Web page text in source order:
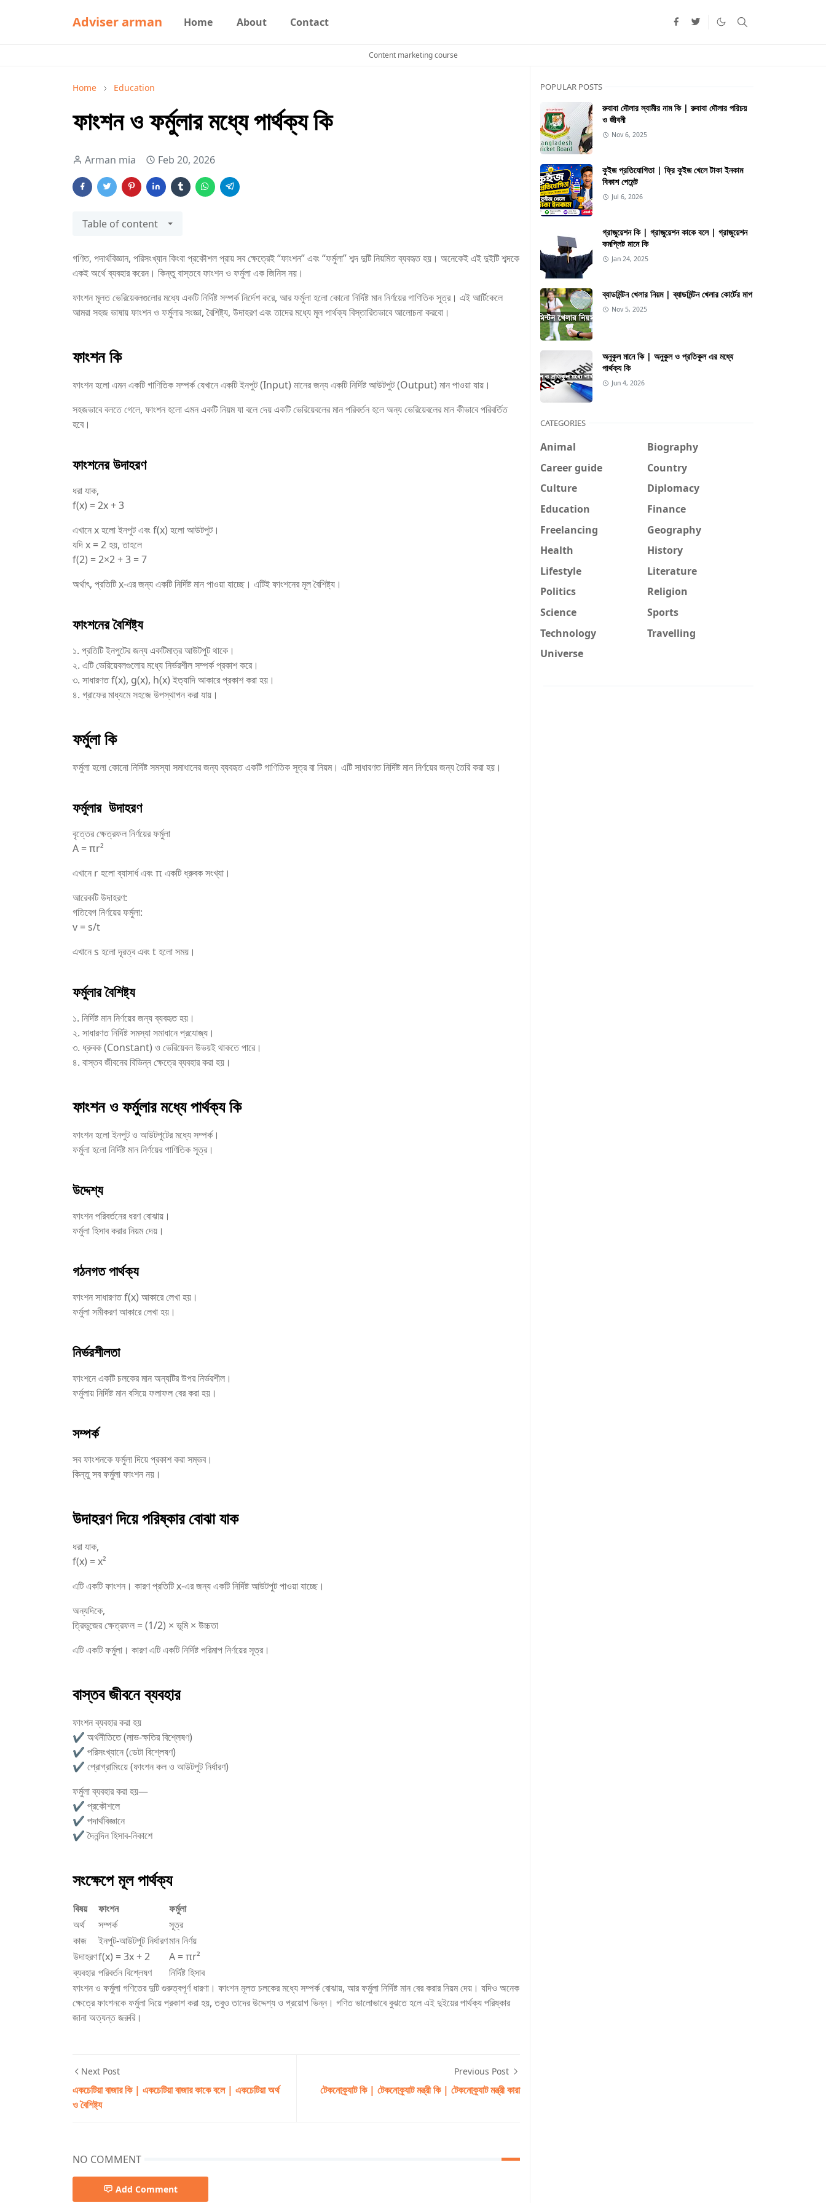
Adviser arman Home About Contact
Content marketing course
Home Education
ফাংশন ও ফর্মুলার মধ্যে পার্থক্য কি
Arman mia Feb 20, 2026
Table of content
গণিত, পদার্থবিজ্ঞান, পরিসংখ্যান কিংবা প্রকৌশল প্রায় সব ক্ষেত্রেই “ফাংশন” এবং “ফর্মুলা” শব্দ দুটি নিয়মিত ব্যবহৃত হয়। অনেকেই এই দুইটি শব্দকে
একই অর্থে ব্যবহার করেন। কিন্তু বাস্তবে ফাংশন ও ফর্মুলা এক জিনিস নয়।
ফাংশন মূলত ভেরিয়েবলগুলোর মধ্যে একটি নির্দিষ্ট সম্পর্ক নির্দেশ করে, আর ফর্মুলা হলো কোনো নির্দিষ্ট মান নির্ণয়ের গাণিতিক সূত্র। এই আর্টিকেলে
আমরা সহজ ভাষায় ফাংশন ও ফর্মুলার সংজ্ঞা, বৈশিষ্ট্য, উদাহরণ এবং তাদের মধ্যে মূল পার্থক্য বিস্তারিতভাবে আলোচনা করবো।
ফাংশন কি
ফাংশন হলো এমন একটি গাণিতিক সম্পর্ক যেখানে একটি ইনপুট (Input) মানের জন্য একটি নির্দিষ্ট আউটপুট (Output) মান পাওয়া যায়।
সহজভাবে বলতে গেলে, ফাংশন হলো এমন একটি নিয়ম যা বলে দেয় একটি ভেরিয়েবলের মান পরিবর্তন হলে অন্য ভেরিয়েবলের মান কীভাবে পরিবর্তিত
হবে।
ফাংশনের উদাহরণ
ধরা যাক,
f(x) = 2x + 3
এখানে x হলো ইনপুট এবং f(x) হলো আউটপুট।
যদি x = 2 হয়, তাহলে
f(2) = 2×2 + 3 = 7
অর্থাৎ, প্রতিটি x-এর জন্য একটি নির্দিষ্ট মান পাওয়া যাচ্ছে। এটিই ফাংশনের মূল বৈশিষ্ট্য।
ফাংশনের বৈশিষ্ট্য
১. প্রতিটি ইনপুটের জন্য একটিমাত্র আউটপুট থাকে।
২. এটি ভেরিয়েবলগুলোর মধ্যে নির্ভরশীল সম্পর্ক প্রকাশ করে।
৩. সাধারণত f(x), g(x), h(x) ইত্যাদি আকারে প্রকাশ করা হয়।
৪. গ্রাফের মাধ্যমে সহজে উপস্থাপন করা যায়।
ফর্মুলা কি
ফর্মুলা হলো কোনো নির্দিষ্ট সমস্যা সমাধানের জন্য ব্যবহৃত একটি গাণিতিক সূত্র বা নিয়ম। এটি সাধারণত নির্দিষ্ট মান নির্ণয়ের জন্য তৈরি করা হয়।
ফর্মুলার উদাহরণ
বৃত্তের ক্ষেত্রফল নির্ণয়ের ফর্মুলা
A = πr²
এখানে r হলো ব্যাসার্ধ এবং π একটি ধ্রুবক সংখ্যা।
আরেকটি উদাহরণ:
গতিবেগ নির্ণয়ের ফর্মুলা:
v = s/t
এখানে s হলো দূরত্ব এবং t হলো সময়।
ফর্মুলার বৈশিষ্ট্য
১. নির্দিষ্ট মান নির্ণয়ের জন্য ব্যবহৃত হয়।
২. সাধারণত নির্দিষ্ট সমস্যা সমাধানে প্রযোজ্য।
৩. ধ্রুবক (Constant) ও ভেরিয়েবল উভয়ই থাকতে পারে।
৪. বাস্তব জীবনের বিভিন্ন ক্ষেত্রে ব্যবহার করা হয়।
ফাংশন ও ফর্মুলার মধ্যে পার্থক্য কি
ফাংশন হলো ইনপুট ও আউটপুটের মধ্যে সম্পর্ক।
ফর্মুলা হলো নির্দিষ্ট মান নির্ণয়ের গাণিতিক সূত্র।
উদ্দেশ্য
ফাংশন পরিবর্তনের ধরণ বোঝায়।
ফর্মুলা হিসাব করার নিয়ম দেয়।
গঠনগত পার্থক্য
ফাংশন সাধারণত f(x) আকারে লেখা হয়।
ফর্মুলা সমীকরণ আকারে লেখা হয়।
নির্ভরশীলতা
ফাংশনে একটি চলকের মান অন্যটির উপর নির্ভরশীল।
ফর্মুলায় নির্দিষ্ট মান বসিয়ে ফলাফল বের করা হয়।
সম্পর্ক
সব ফাংশনকে ফর্মুলা দিয়ে প্রকাশ করা সম্ভব।
কিন্তু সব ফর্মুলা ফাংশন নয়।
উদাহরণ দিয়ে পরিষ্কার বোঝা যাক
ধরা যাক,
f(x) = x²
এটি একটি ফাংশন। কারণ প্রতিটি x-এর জন্য একটি নির্দিষ্ট আউটপুট পাওয়া যাচ্ছে।
অন্যদিকে,
ত্রিভুজের ক্ষেত্রফল = (1/2) × ভূমি × উচ্চতা
এটি একটি ফর্মুলা। কারণ এটি একটি নির্দিষ্ট পরিমাপ নির্ণয়ের সূত্র।
বাস্তব জীবনে ব্যবহার
ফাংশন ব্যবহার করা হয়
✔ অর্থনীতিতে (লাভ-ক্ষতির বিশ্লেষণ)
✔ পরিসংখ্যানে (ডেটা বিশ্লেষণ)
✔ প্রোগ্রামিংয়ে (ফাংশন কল ও আউটপুট নির্ধারণ)
ফর্মুলা ব্যবহার করা হয়—
✔ প্রকৌশলে
✔ পদার্থবিজ্ঞানে
✔ দৈনন্দিন হিসাব-নিকাশে
সংক্ষেপে মূল পার্থক্য
বিষয় ফাংশন
ফর্মুলা
অর্থ
সম্পর্ক
সূত্র
কাজ
ইনপুট-আউটপুট নির্ধারণমান নির্ণয়
উদাহরণf(x) = 3x + 2
A = πr²
ব্যবহার পরিবর্তন বিশ্লেষণ
নির্দিষ্ট হিসাব
ফাংশন ও ফর্মুলা গণিতের দুটি গুরুত্বপূর্ণ ধারণা। ফাংশন মূলত চলকের মধ্যে সম্পর্ক বোঝায়, আর ফর্মুলা নির্দিষ্ট মান বের করার নিয়ম দেয়। যদিও অনেক
ক্ষেত্রে ফাংশনকে ফর্মুলা দিয়ে প্রকাশ করা হয়, তবুও তাদের উদ্দেশ্য ও প্রয়োগ ভিন্ন। গণিত ভালোভাবে বুঝতে হলে এই দুইয়ের পার্থক্য পরিষ্কার
জানা অত্যন্ত জরুরি।
Next Post
একচেটিয়া বাজার কি | একচেটিয়া বাজার কাকে বলে | একচেটিয়া অর্থ
ও বৈশিষ্ট্য
Previous Post
টেকনোক্র্যাট কি | টেকনোক্র্যাট মন্ত্রী কি | টেকনোক্র্যাট মন্ত্রী কারা
NO COMMENT
Add Comment
POPULAR POSTS
রুবাবা দৌলার স্বামীর নাম কি | রুবাবা দৌলার পরিচয়
ও জীবনী
Nov 6, 2025
কুইজ প্রতিযোগিতা | ফ্রি কুইজ খেলে টাকা ইনকাম
বিকাশ পেমেন্ট
Jul 6, 2026
গ্রাজুয়েশন কি | গ্রাজুয়েশন কাকে বলে | গ্রাজুয়েশন
কমপ্লিট মানে কি
Jan 24, 2025
ব্যাডমিন্টন খেলার নিয়ম | ব্যাডমিন্টন খেলার কোর্টের মাপ
Nov 5, 2025
অনুকূল মানে কি | অনুকূল ও প্রতিকূল এর মধ্যে
পার্থক্য কি
Jun 4, 2026
CATEGORIES
Animal
Biography
Career guide
Country
Culture
Diplomacy
Education
Finance
Freelancing
Geography
Health
History
Lifestyle
Literature
Politics
Religion
Science
Sports
Technology
Travelling
Universe